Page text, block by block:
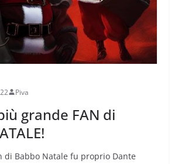
Piva
grande FAN di
di Babbo Natale fu proprio Dante